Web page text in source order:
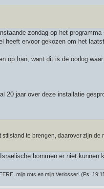
zondag op het
heeft ervoor gekozen om het
op Iran, want dit is de oorlog
20 jaar over deze installatie
te brengen, daarover zijn de
bommen er niet kunnen
mijn rots en mijn Verlosser! (Ps.